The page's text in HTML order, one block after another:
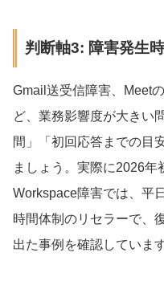
判断軸3: 障害発生
Gmail送受信障害、Meet
ど、業務影響度が大きい
間」「初回応答までの目
ましょう。実際に2026
Workspace障害では、平
時間体制のリセラーで、
出た事例を確認しています